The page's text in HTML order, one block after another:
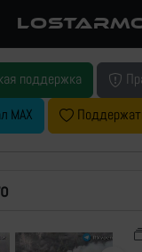
поддержка
MAX